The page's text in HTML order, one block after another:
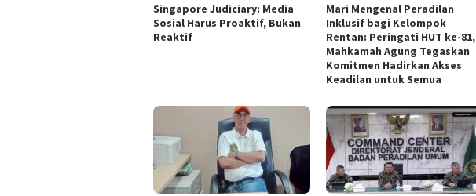
Singapore Judiciary: Media
Sosial Harus Proaktif, Bukan
Reaktif ‎
Mari Mengenal Peradilan
Inklusif bagi Kelompok
Rentan: Peringati HUT ke-81,
Mahkamah Agung Tegaskan
Komitmen Hadirkan Akses
Keadilan untuk Semua ‎